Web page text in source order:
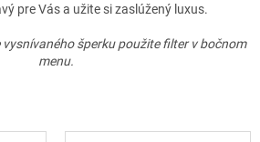
pre Vás a užite si zaslúžený luxus.
šperku použite filter v bočnom
menu.